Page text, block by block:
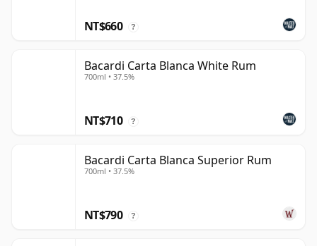
NT$660 ?
Bacardi Carta Blanca White Rum
700ml • 37.5%
NT$710 ?
Bacardi Carta Blanca Superior Rum
700ml • 37.5%
NT$790 ?